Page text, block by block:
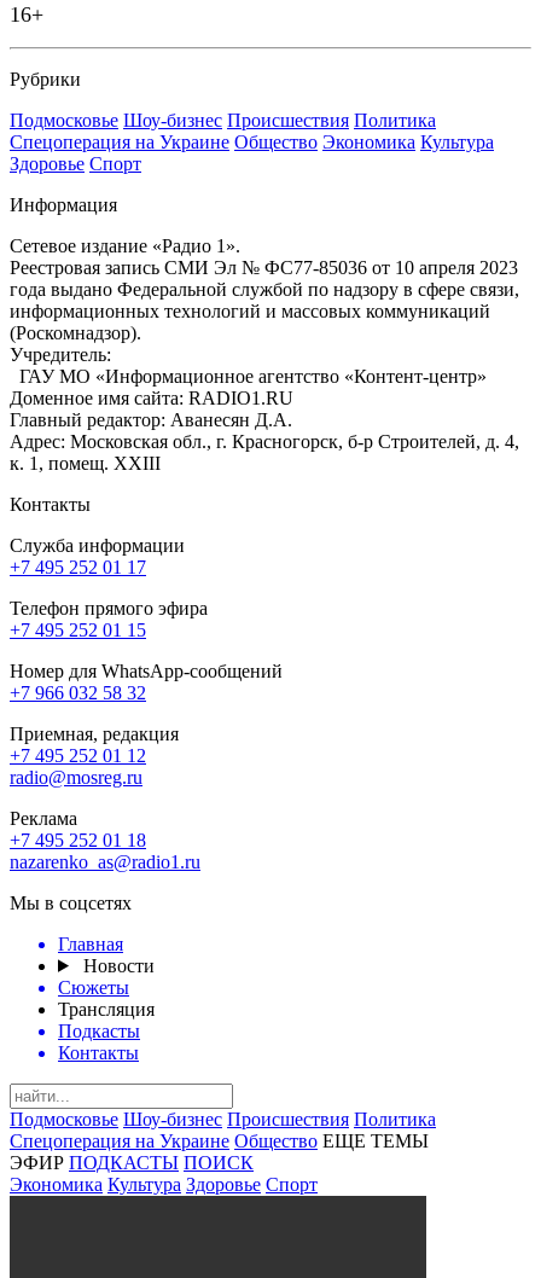
16+
Рубрики
Подмосковье Шоу-бизнес Происшествия Политика
Спецоперация на Украине Общество Экономика Культура
Здоровье Спорт
Информация
Сетевое издание «Радио 1».
Реестровая запись СМИ Эл № ФС77-85036 от 10 апреля 2023
года выдано Федеральной службой по надзору в сфере связи,
информационных технологий и массовых коммуникаций
(Роскомнадзор).
Учредитель:
ГАУ МО «Информационное агентство «Контент-центр»
Доменное имя сайта: RADIO1.RU
Главный редактор: Аванесян Д.А.
Адрес: Московская обл., г. Красногорск, б-р Строителей, д. 4,
к. 1, помещ. XXIII
Контакты
Служба информации
+7 495 252 01 17
Телефон прямого эфира
+7 495 252 01 15
Номер для WhatsApp-сообщений
+7 966 032 58 32
Приемная, редакция
+7 495 252 01 12
radio@mosreg.ru
Реклама
+7 495 252 01 18
nazarenko_as@radio1.ru
Мы в соцсетях
Главная
Новости
Сюжеты
Трансляция
Подкасты
Контакты
Подмосковье Шоу-бизнес Происшествия Политика
Спецоперация на Украине Общество ЕЩЕ ТЕМЫ
ЭФИР ПОДКАСТЫ ПОИСК
Экономика Культура Здоровье Спорт